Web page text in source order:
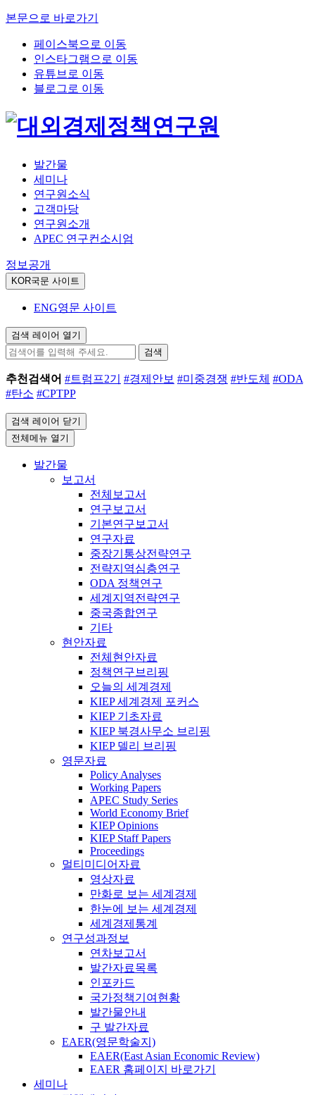
본문으로 바로가기
페이스북으로 이동
인스타그램으로 이동
유튜브로 이동
블로그로 이동
발간물
세미나
연구원소식
고객마당
연구원소개
APEC 연구컨소시엄
정보공개
KOR국문 사이트
ENG영문 사이트
검색 레이어 열기
검색
추천검색어 #트럼프2기 #경제안보 #미중경쟁 #반도체 #ODA
#탄소 #CPTPP
검색 레이어 닫기
전체메뉴 열기
발간물
보고서
전체보고서
연구보고서
기본연구보고서
연구자료
중장기통상전략연구
전략지역심층연구
ODA 정책연구
세계지역전략연구
중국종합연구
기타
현안자료
전체현안자료
정책연구브리핑
오늘의 세계경제
KIEP 세계경제 포커스
KIEP 기초자료
KIEP 북경사무소 브리핑
KIEP 델리 브리핑
영문자료
Policy Analyses
Working Papers
APEC Study Series
World Economy Brief
KIEP Opinions
KIEP Staff Papers
Proceedings
멀티미디어자료
영상자료
만화로 보는 세계경제
한눈에 보는 세계경제
세계경제통계
연구성과정보
연차보고서
발간자료목록
인포카드
국가정책기여현황
발간물안내
구 발간자료
EAER(영문학술지)
EAER(East Asian Economic Review)
EAER 홈페이지 바로가기
세미나